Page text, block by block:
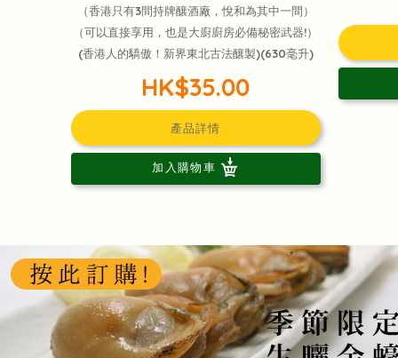
（香港只有3間持牌釀酒廠，悅和為其中一間）
（可以直接享用，也是大廚廚房必備秘密武器!）
(香港人的驕傲！新界東北古法釀製)(630毫升)
HK$35.00
產品詳情
加入購物車